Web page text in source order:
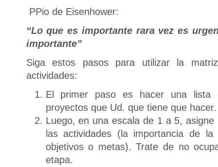
PPio de Eisenhower:
“Lo que es importante rara vez es
importante”
Siga estos pasos para utilizar la
actividades:
El primer paso es hacer una lista
proyectos que Ud. que tiene que hacer.
Luego, en una escala de 1 a 5,
las actividades (la importancia de
objetivos o metas). Trate de no
etapa.